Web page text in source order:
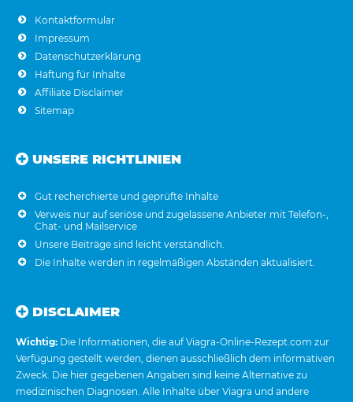
Kontaktformular
Impressum
Datenschutzerklärung
Haftung für Inhalte
Affiliate Disclaimer
Sitemap
UNSERE RICHTLINIEN
Gut recherchierte und geprüfte Inhalte
Verweis nur auf seriöse und zugelassene Anbieter mit Telefon-,
Chat- und Mailservice
Unsere Beiträge sind leicht verständlich.
Die Inhalte werden in regelmäßigen Abständen aktualisiert.
DISCLAIMER
Wichtig: Die Informationen, die auf Viagra-Online-Rezept.com zur
Verfügung gestellt werden, dienen ausschließlich dem informativen
Zweck. Die hier gegebenen Angaben sind keine Alternative zu
medizinischen Diagnosen. Alle Inhalte über Viagra und andere